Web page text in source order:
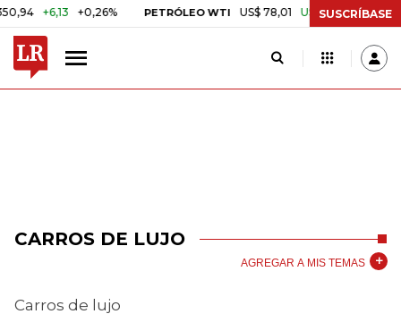
+6,13 +0,26% PETRÓLEO WTI US$ 78,01 US$ 2,92 +3,89%
SUSCRÍBASE
CARROS DE LUJO
AGREGAR A MIS TEMAS
Carros de lujo